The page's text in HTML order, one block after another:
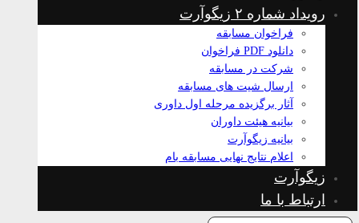
رویداد شماره ۲ زیگوآرت
فراخوان مسابقه
دانلود PDF فراخوان
شرکت در مسابقه
ارسال شیت های مسابقه
آثار برگزیده مرحله اول داوری
بیانیه هیئت داوران
بیانیه زیگوآرت
اعلام نتایج نهایی مسابقه بام
زیگوآرت
ارتباط با ما